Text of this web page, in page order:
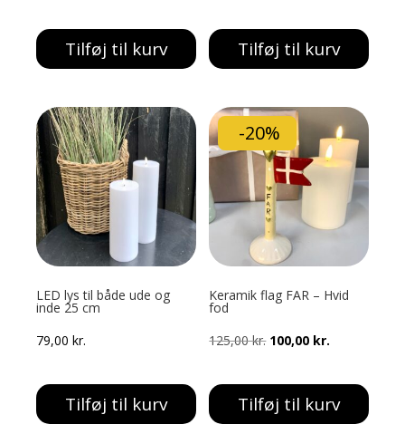
Tilføj til kurv Tilføj til kurv
LED lys til både ude og
inde 25 cm
79,00kr.
Tilføj til kurv
-20%
Keramik flag FAR – Hvid
fod
125,00kr. Den
pris
var:
100,00 kr.
pris
er:
Tilføj til kurv